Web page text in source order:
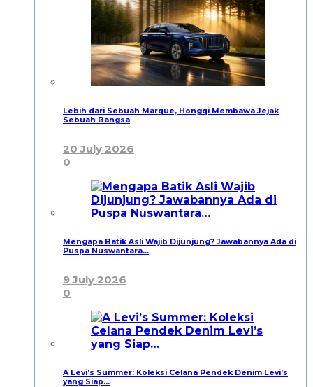
Lebih dari Sebuah Marque, Hongqi Membawa Jejak
Sebuah Bangsa
20 July 2026
0
Mengapa Batik Asli Wajib Dijunjung? Jawabannya Ada di
Puspa Nuswantara…
9 July 2026
0
A Levi’s Summer: Koleksi Celana Pendek Denim Levi’s
yang Siap…